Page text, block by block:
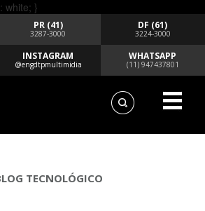
white; }
PR (41)
3287-3000
DF (61)
3224-3000
INSTAGRAM
@engdtpmultimidia
WHATSAPP
(11) 947437801
TECNOLÓGICO